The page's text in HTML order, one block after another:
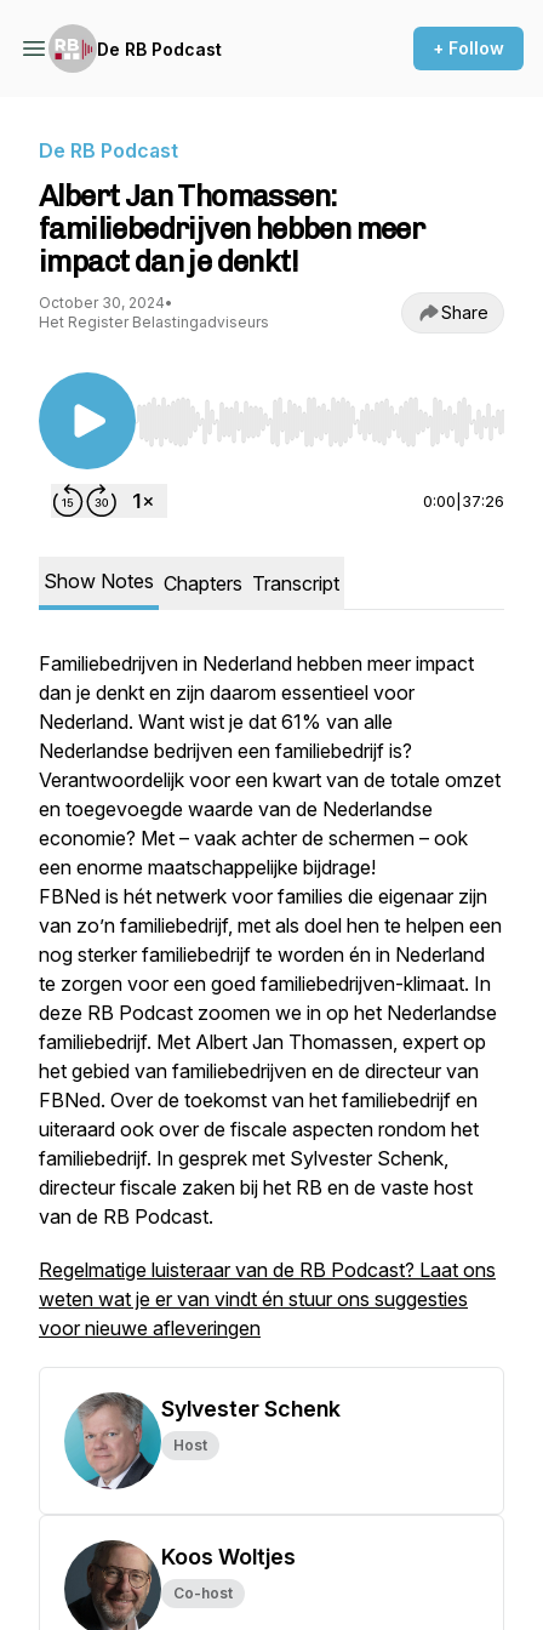
De RB Podcast + Follow
De RB Podcast
Albert Jan Thomassen:
familiebedrijven hebben meer
impact dan je denkt!
October 30, 2024•
Het Register Belastingadviseurs
Share
Use Left/Right to seek, Home/End to jump to
0:00 37:26
Show Notes Chapters Transcript
Familiebedrijven in Nederland hebben meer impact
dan je denkt en zijn daarom essentieel voor
Nederland. Want wist je dat 61% van alle
Nederlandse bedrijven een familiebedrijf is?
Verantwoordelijk voor een kwart van de totale omzet
en toegevoegde waarde van de Nederlandse
economie? Met – vaak achter de schermen – ook
een enorme maatschappelijke bijdrage!
FBNed is hét netwerk voor families die eigenaar zijn
van zo’n familiebedrijf, met als doel hen te helpen een
nog sterker familiebedrijf te worden én in Nederland
te zorgen voor een goed familiebedrijven-klimaat. In
deze RB Podcast zoomen we in op het Nederlandse
familiebedrijf. Met Albert Jan Thomassen, expert op
het gebied van familiebedrijven en de directeur van
FBNed. Over de toekomst van het familiebedrijf en
uiteraard ook over de fiscale aspecten rondom het
familiebedrijf. In gesprek met Sylvester Schenk,
directeur fiscale zaken bij het RB en de vaste host
van de RB Podcast.
Regelmatige luisteraar van de RB Podcast? Laat ons
weten wat je er van vindt én stuur ons suggesties
voor nieuwe afleveringen
Sylvester Schenk
Host
Koos Woltjes
Co-host